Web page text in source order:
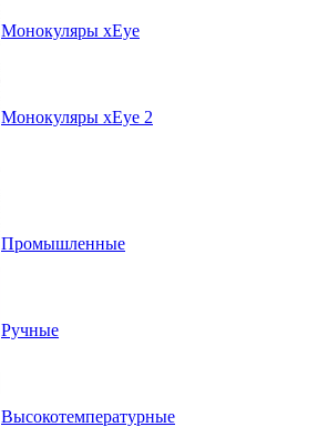
Монокуляры xEye
Монокуляры xEye 2
Промышленные
Ручные
Высокотемпературные